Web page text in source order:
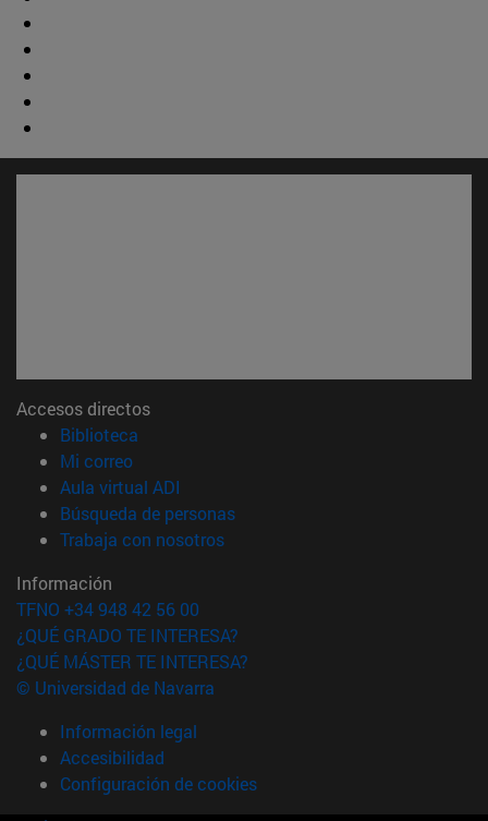
Accesos directos
Biblioteca
Mi correo(abre en nueva ventana)
Aula virtual ADI
Búsqueda de personas(abre en nueva ventana)
Trabaja con nosotros(abre en nueva ventana)
Información
TFNO +34 948 42 56 00
¿QUÉ GRADO TE INTERESA?
¿QUÉ MÁSTER TE INTERESA?
© Universidad de Navarra
Información legal
Accesibilidad
Configuración de cookies